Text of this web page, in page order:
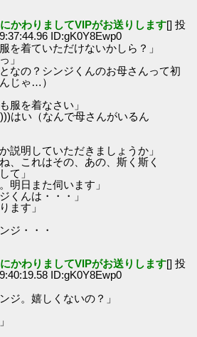
かわりましてVIPがお送りします[] 投
ID:gK0Y8Ewp0
を着ていただけないかしら？」
」
なの？シンジくんのお母さんって初
じゃ…）
服を着なさい」
はい（なんで母さんがいるん
説明していただきましょうか」
、これはその、あの、斯く斯く
て」
明日また伺います」
くんは・・・」
ます」
ジ・・・
かわりましてVIPがお送りします[] 投
ID:gK0Y8Ewp0
ジ。嬉しくないの？」